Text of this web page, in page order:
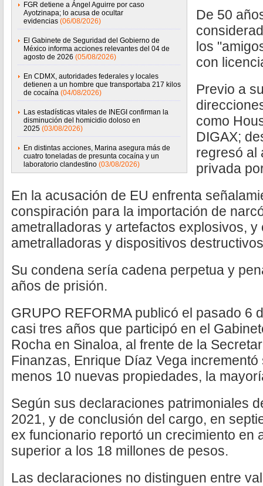
FGR detiene a Ángel Aguirre por caso
Ayotzinapa; lo acusa de ocultar
evidencias (06/08/2026)
El Gabinete de Seguridad del Gobierno de
México informa acciones relevantes del 04 de
agosto de 2026 (05/08/2026)
En CDMX, autoridades federales y locales
detienen a un hombre que transportaba 217 kilos
de cocaína (04/08/2026)
Las estadísticas vitales de INEGI confirman la
disminución del homicidio doloso en
2025 (03/08/2026)
En distintas acciones, Marina asegura más de
cuatro toneladas de presunta cocaína y un
laboratorio clandestino (03/08/2026)
De 50
los
con
Previo a
como
DIGAX;
regresó al
privada
En la acusación de EU enfrenta
conspiración para la importación de
ametralladoras y artefactos explosivos,
ametralladoras y dispositivos
Su condena sería cadena perpetua y
años de prisión.
GRUPO REFORMA publicó el pasado 6
casi tres años que participó en el
Rocha en Sinaloa, al frente de la
Finanzas, Enrique Díaz Vega
menos 10 nuevas propiedades, la
Según sus declaraciones patrimoniales
2021, y de conclusión del cargo, en
ex funcionario reportó un crecimiento en
superior a los 18 millones de pesos.
Las declaraciones no distinguen entre